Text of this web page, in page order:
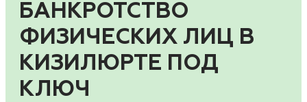
БАНКРОТСТВО
ФИЗИЧЕСКИХ ЛИЦ В
КИЗИЛЮРТЕ ПОД
КЛЮЧ